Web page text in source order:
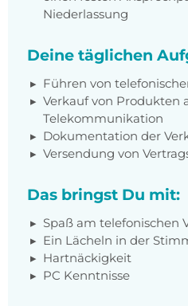
Niederlassung
Deine täglichen
Führen von
Verkauf von Produkten
Telekommunikation
Dokumentation der
Versendung von
Das bringst Du mit:
Spaß am telefonischen
Ein Lächeln in der
Hartnäckigkeit
PC Kenntnisse